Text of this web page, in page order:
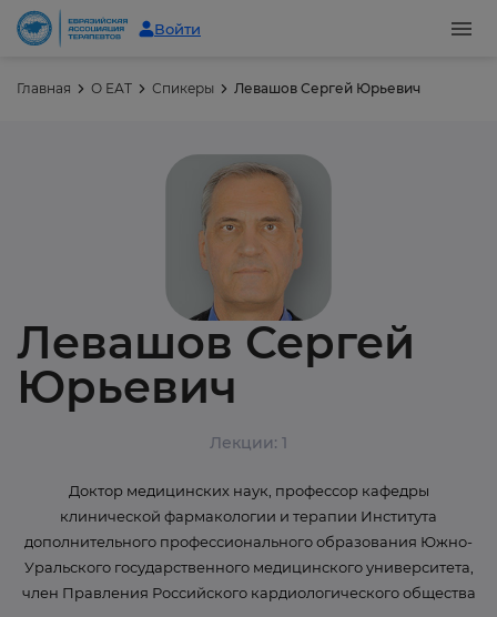
Войти
Главная О ЕАТ Спикеры Левашов Сергей Юрьевич
Левашов Сергей
Юрьевич
Лекции: 1
Доктор медицинских наук, профессор кафедры
клинической фармакологии и терапии Института
дополнительного профессионального образования Южно-
Уральского государственного медицинского университета,
член Правления Российского кардиологического общества